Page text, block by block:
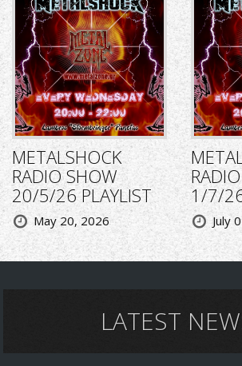
METALSHOCK
RADIO SHOW
20/5/26 PLAYLIST
May 20, 2026
1/7/
July
LATEST